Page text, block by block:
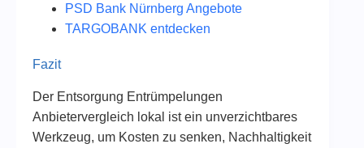
PSD Bank Nürnberg Angebote
TARGOBANK entdecken
Fazit
Der Entsorgung Entrümpelungen
Anbietervergleich lokal ist ein unverzichtbares
Werkzeug, um Kosten zu senken, Nachhaltigkeit